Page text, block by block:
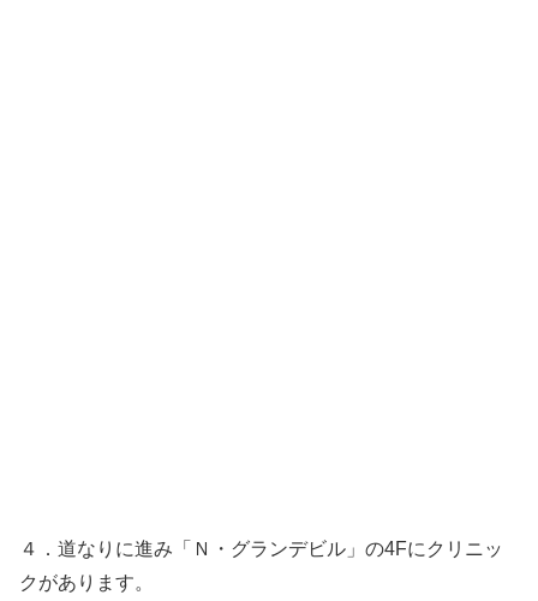
４．道なりに進み「Ｎ・グランデビル」の4Fにクリニッ
クがあります。